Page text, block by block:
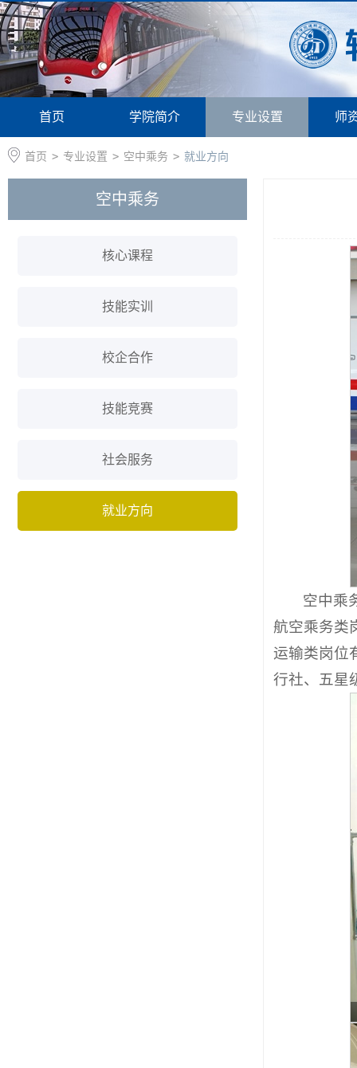
首页 学院简介 专业设置 师
首页 > 专业设置 > 空中乘务 > 就业方向
空中乘务
核心课程
技能实训
校企合作
技能竞赛
社会服务
就业方向
空中乘
航空乘务类
运输类岗位
行社、五星